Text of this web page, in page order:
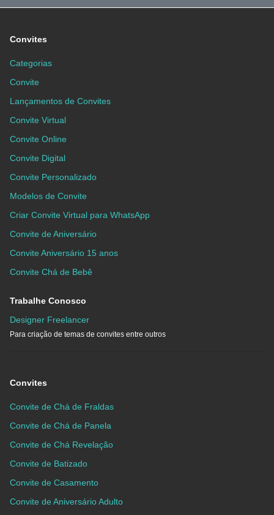
Convites
Categorias
Convite
Lançamentos de Convites
Convite Virtual
Convite Online
Convite Digital
Convite Personalizado
Modelos de Convite
Criar Convite Virtual para WhatsApp
Convite de Aniversário
Convite Aniversário 15 anos
Convite Chá de Bebê
Trabalhe Conosco
Designer Freelancer
Para criação de temas de convites entre outros
Convites
Convite de Chá de Fraldas
Convite de Chá de Panela
Convite de Chá Revelação
Convite de Batizado
Convite de Casamento
Convite de Aniversário Adulto